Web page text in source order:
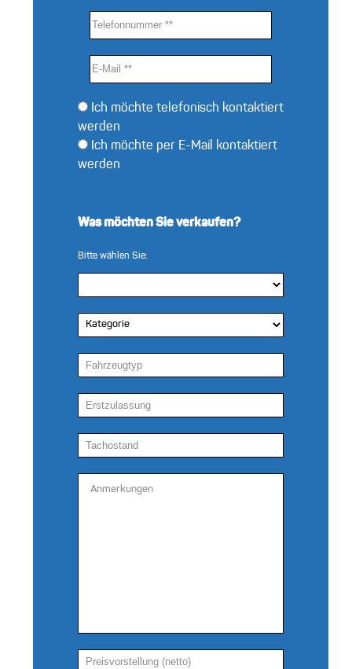
Ich möchte telefonisch kontaktiert
werden
Ich möchte per E-Mail kontaktiert
werden
Was möchten Sie verkaufen?
Bitte wählen Sie: